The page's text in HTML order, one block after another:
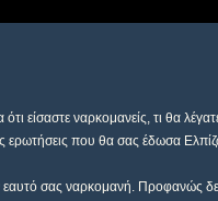
είσαστε ναρκομανείς, τι θα
που θα σας έδωσα Ελπίζω
σας ναρκομανή. Προφανώς